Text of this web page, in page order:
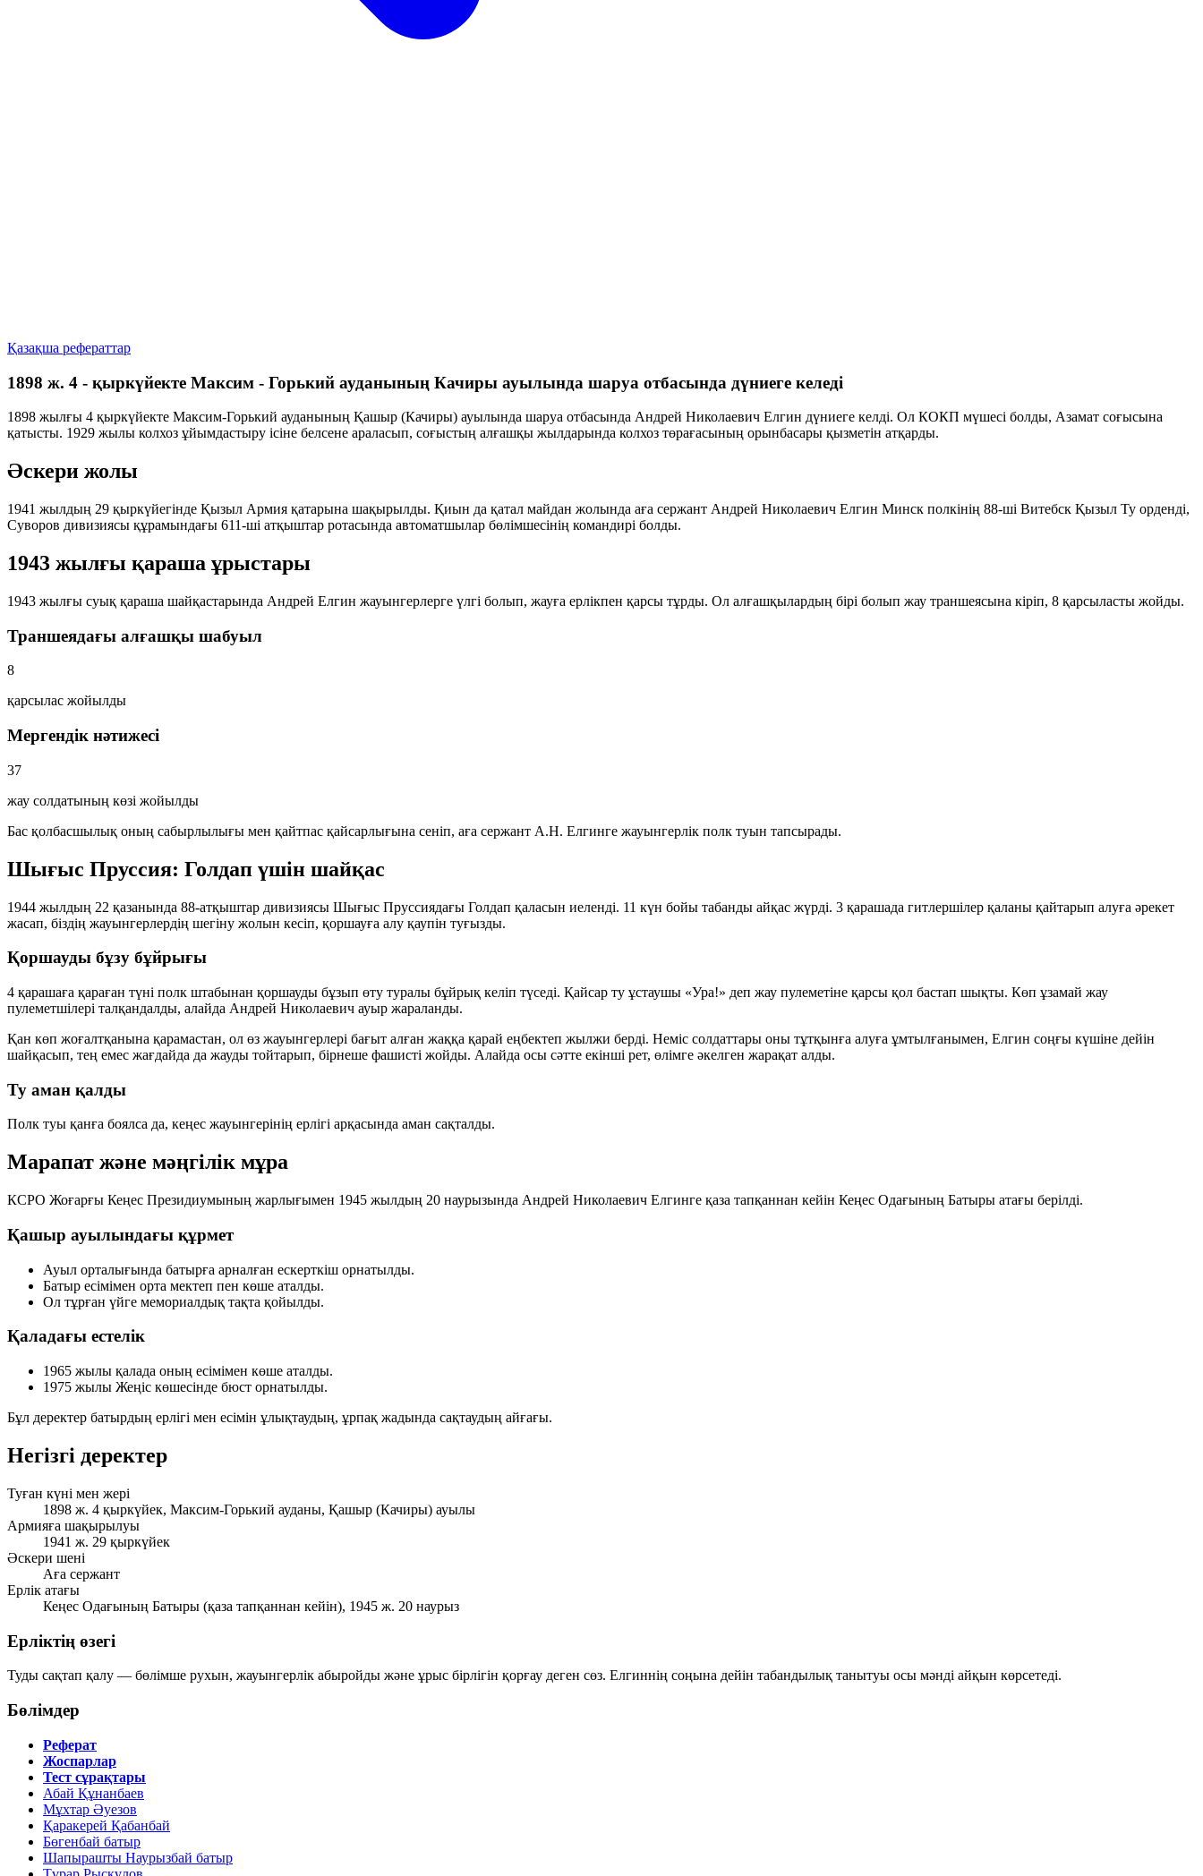
Қазақша рефераттар
1898 ж. 4 - қыркүйекте Максим - Горький ауданының Качиры ауылында шаруа отбасында дүниеге келеді
1898 жылғы 4 қыркүйекте Максим-Горький ауданының Қашыр (Качиры) ауылында шаруа отбасында Андрей Николаевич Елгин дүниеге келді. Ол КОКП мүшесі болды, Азамат соғысына
қатысты. 1929 жылы колхоз ұйымдастыру ісіне белсене араласып, соғыстың алғашқы жылдарында колхоз төрағасының орынбасары қызметін атқарды.
Әскери жолы
1941 жылдың 29 қыркүйегінде Қызыл Армия қатарына шақырылды. Қиын да қатал майдан жолында аға сержант Андрей Николаевич Елгин Минск полкінің 88-ші Витебск Қызыл Ту орденді,
Суворов дивизиясы құрамындағы 611-ші атқыштар ротасында автоматшылар бөлімшесінің командирі болды.
1943 жылғы қараша ұрыстары
1943 жылғы суық қараша шайқастарында Андрей Елгин жауынгерлерге үлгі болып, жауға ерлікпен қарсы тұрды. Ол алғашқылардың бірі болып жау траншеясына кіріп, 8 қарсыласты жойды.
Траншеядағы алғашқы шабуыл
8
қарсылас жойылды
Мергендік нәтижесі
37
жау солдатының көзі жойылды
Бас қолбасшылық оның сабырлылығы мен қайтпас қайсарлығына сеніп, аға сержант А.Н. Елгинге жауынгерлік полк туын тапсырады.
Шығыс Пруссия: Голдап үшін шайқас
1944 жылдың 22 қазанында 88-атқыштар дивизиясы Шығыс Пруссиядағы Голдап қаласын иеленді. 11 күн бойы табанды айқас жүрді. 3 қарашада гитлершілер қаланы қайтарып алуға әрекет
жасап, біздің жауынгерлердің шегіну жолын кесіп, қоршауға алу қаупін туғызды.
Қоршауды бұзу бұйрығы
4 қарашаға қараған түні полк штабынан қоршауды бұзып өту туралы бұйрық келіп түседі. Қайсар ту ұстаушы «Ура!» деп жау пулеметіне қарсы қол бастап шықты. Көп ұзамай жау
пулеметшілері талқандалды, алайда Андрей Николаевич ауыр жараланды.
Қан көп жоғалтқанына қарамастан, ол өз жауынгерлері бағыт алған жаққа қарай еңбектеп жылжи берді. Неміс солдаттары оны тұтқынға алуға ұмтылғанымен, Елгин соңғы күшіне дейін
шайқасып, тең емес жағдайда да жауды тойтарып, бірнеше фашисті жойды. Алайда осы сәтте екінші рет, өлімге әкелген жарақат алды.
Ту аман қалды
Полк туы қанға боялса да, кеңес жауынгерінің ерлігі арқасында аман сақталды.
Марапат және мәңгілік мұра
КСРО Жоғарғы Кеңес Президиумының жарлығымен 1945 жылдың 20 наурызында Андрей Николаевич Елгинге қаза тапқаннан кейін Кеңес Одағының Батыры атағы берілді.
Қашыр ауылындағы құрмет
Ауыл орталығында батырға арналған ескерткіш орнатылды.
Батыр есімімен орта мектеп пен көше аталды.
Ол тұрған үйге мемориалдық тақта қойылды.
Қаладағы естелік
1965 жылы қалада оның есімімен көше аталды.
1975 жылы Жеңіс көшесінде бюст орнатылды.
Бұл деректер батырдың ерлігі мен есімін ұлықтаудың, ұрпақ жадында сақтаудың айғағы.
Негізгі деректер
Туған күні мен жері
1898 ж. 4 қыркүйек, Максим-Горький ауданы, Қашыр (Качиры) ауылы
Армияға шақырылуы
1941 ж. 29 қыркүйек
Әскери шені
Аға сержант
Ерлік атағы
Кеңес Одағының Батыры (қаза тапқаннан кейін), 1945 ж. 20 наурыз
Ерліктің өзегі
Туды сақтап қалу — бөлімше рухын, жауынгерлік абыройды және ұрыс бірлігін қорғау деген сөз. Елгиннің соңына дейін табандылық танытуы осы мәнді айқын көрсетеді.
Бөлімдер
Реферат
Жоспарлар
Тест сұрақтары
Абай Құнанбаев
Мұхтар Әуезов
Қаракерей Қабанбай
Бөгенбай батыр
Шапырашты Наурызбай батыр